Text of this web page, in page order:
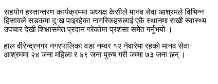
सहयोग हस्तान्तरण कार्यक्रममा अध्यक्ष केसीले मानव सेवा आश्रमले विभिन्न
हिसावले सडकमा दुःख पाइरहेका नागरिकहरुलाई एकै स्थानमा राखी स्वास्थ्य
उपचार देखी शिक्षासमेत प्रदान गरेकोमा प्रशंसा समेत गर्नुभयो ।
हाल वीरेन्द्रनगर नगरपालिका वडा नम्वर १२ नेवारेमा रहको मानव सेवा
आश्रममा २४ जना महिला र ४९ जना पुरुष गरी जम्मा ७३ जना छन् ।